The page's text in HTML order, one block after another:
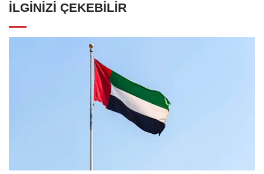
İLGINIZI ÇEKEBILIR